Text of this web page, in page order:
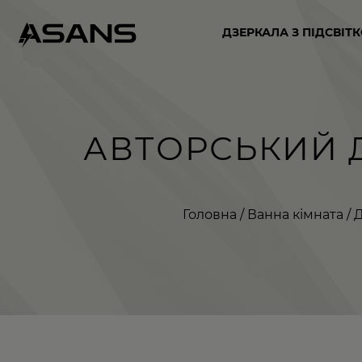
ДЗЕРКАЛА З
АВТОРСЬКИЙ
Головна / Ванна кімната /